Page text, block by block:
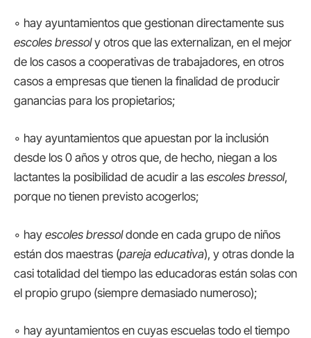
◦ hay ayuntamientos que gestionan directamente sus
escoles bressoly otros que las externalizan, en el mejor
de los casos a cooperativas de trabajadores, en otros
casos a empresas que tienen la finalidad de producir
ganancias para los propietarios;
◦ hay ayuntamientos que apuestan por la inclusión
desde los 0 años y otros que, de hecho, niegan a los
lactantes la posibilidad de acudir a las escoles bressol,
porque no tienen previsto acogerlos;
◦ hay escoles bressoldonde en cada grupo de niños
están dos maestras (pareja educativa), y otras donde la
casi totalidad del tiempo las educadoras están solas con
el propio grupo (siempre demasiado numeroso);
◦ hay ayuntamientos en cuyas escuelas todo el tiempo